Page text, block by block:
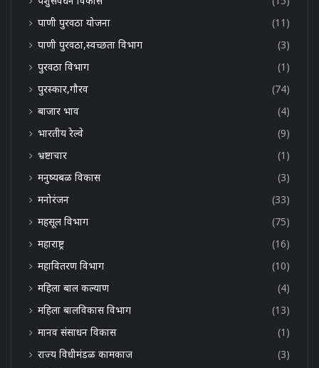
पाणी पुरवठा योजना
(11)
पाणी पुरवठा,स्वच्छता विभाग
(3)
पुरवठा विभाग
(1)
पुरस्कार,गौरव
(74)
बाजार भाव
(4)
भारतीय रेल्वे
(9)
भ्रष्टाचार
(1)
मनुष्यबळ विकास
(3)
मनोरंजन
(33)
महसूल विभाग
(75)
महाराष्ट्र
(16)
महावितरण विभाग
(10)
महिला बाल कल्याण
(4)
महिला बालविकास विभाग
(13)
मानव संसाधन विकास
(1)
राज्य विधीमंडळ कामकाज
(3)